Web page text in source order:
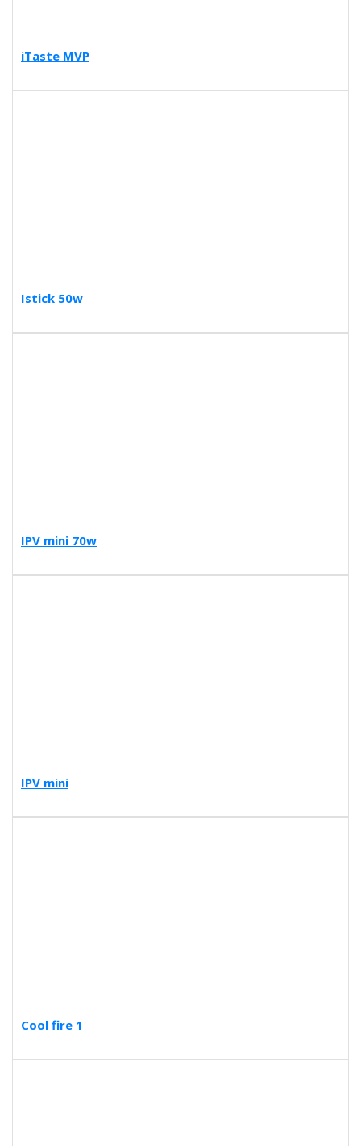
iTaste MVP
Istick 50w
IPV mini 70w
IPV mini
Cool fire 1